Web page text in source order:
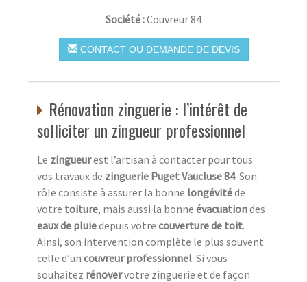
Société :Couvreur 84
CONTACT OU DEMANDE DE DEVIS
Rénovation zinguerie : l’intérêt de
solliciter un zingueur professionnel
Le zingueurest l’artisan à contacter pour tous
vos travaux de zinguerie Puget Vaucluse 84. Son
rôle consiste à assurer la bonne longévitéde
votre toiture, mais aussi la bonne évacuationdes
eaux de pluiedepuis votre couverture de toit.
Ainsi, son intervention complète le plus souvent
celle d’un couvreur professionnel. Si vous
souhaitez rénovervotre zinguerie et de façon